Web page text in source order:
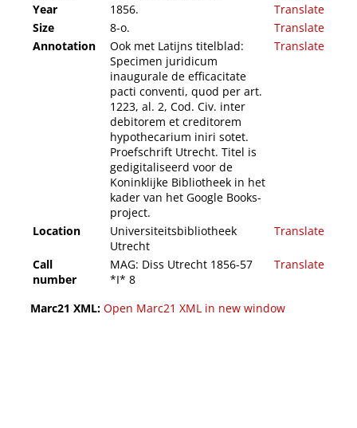
Year
1856.
Translate
Size
8-o.
Translate
Annotation
Ook met Latijns titelblad:
Specimen juridicum
inaugurale de efficacitate
pacti conventi, quod per art.
1223, al. 2, Cod. Civ. inter
debitorem et creditorem
hypothecarium iniri sotet.
Proefschrift Utrecht. Titel is
gedigitaliseerd voor de
Koninklijke Bibliotheek in het
kader van het Google Books-
project.
Translate
Location
Universiteitsbibliotheek
Utrecht
Translate
Call
number
MAG: Diss Utrecht 1856-57
*I* 8
Translate
Marc21 XML: Open Marc21 XML in new window